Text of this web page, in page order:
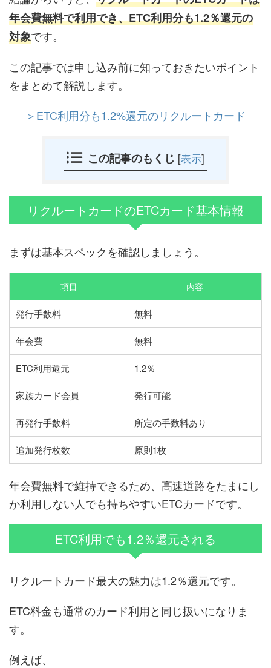
年会費無料で利用でき、ETC利用分も1.2％還元の
対象です。
この記事では申し込み前に知っておきたいポイント
をまとめて解説します。
＞ETC利用分も1.2%還元のリクルートカード
この記事のもくじ [表示]
リクルートカードのETCカード基本情報
まずは基本スペックを確認しましょう。
項目 内容
発行手数料 無料
年会費 無料
ETC利用還元 1.2％
家族カード会員 発行可能
再発行手数料 所定の手数料あり
追加発行枚数 原則1枚
年会費無料で維持できるため、高速道路をたまにし
か利用しない人でも持ちやすいETCカードです。
ETC利用でも1.2％還元される
リクルートカード最大の魅力は1.2％還元です。
ETC料金も通常のカード利用と同じ扱いになりま
す。
例えば、